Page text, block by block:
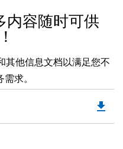
内容随时可供
他信息文档以满足您不
求。
file_download